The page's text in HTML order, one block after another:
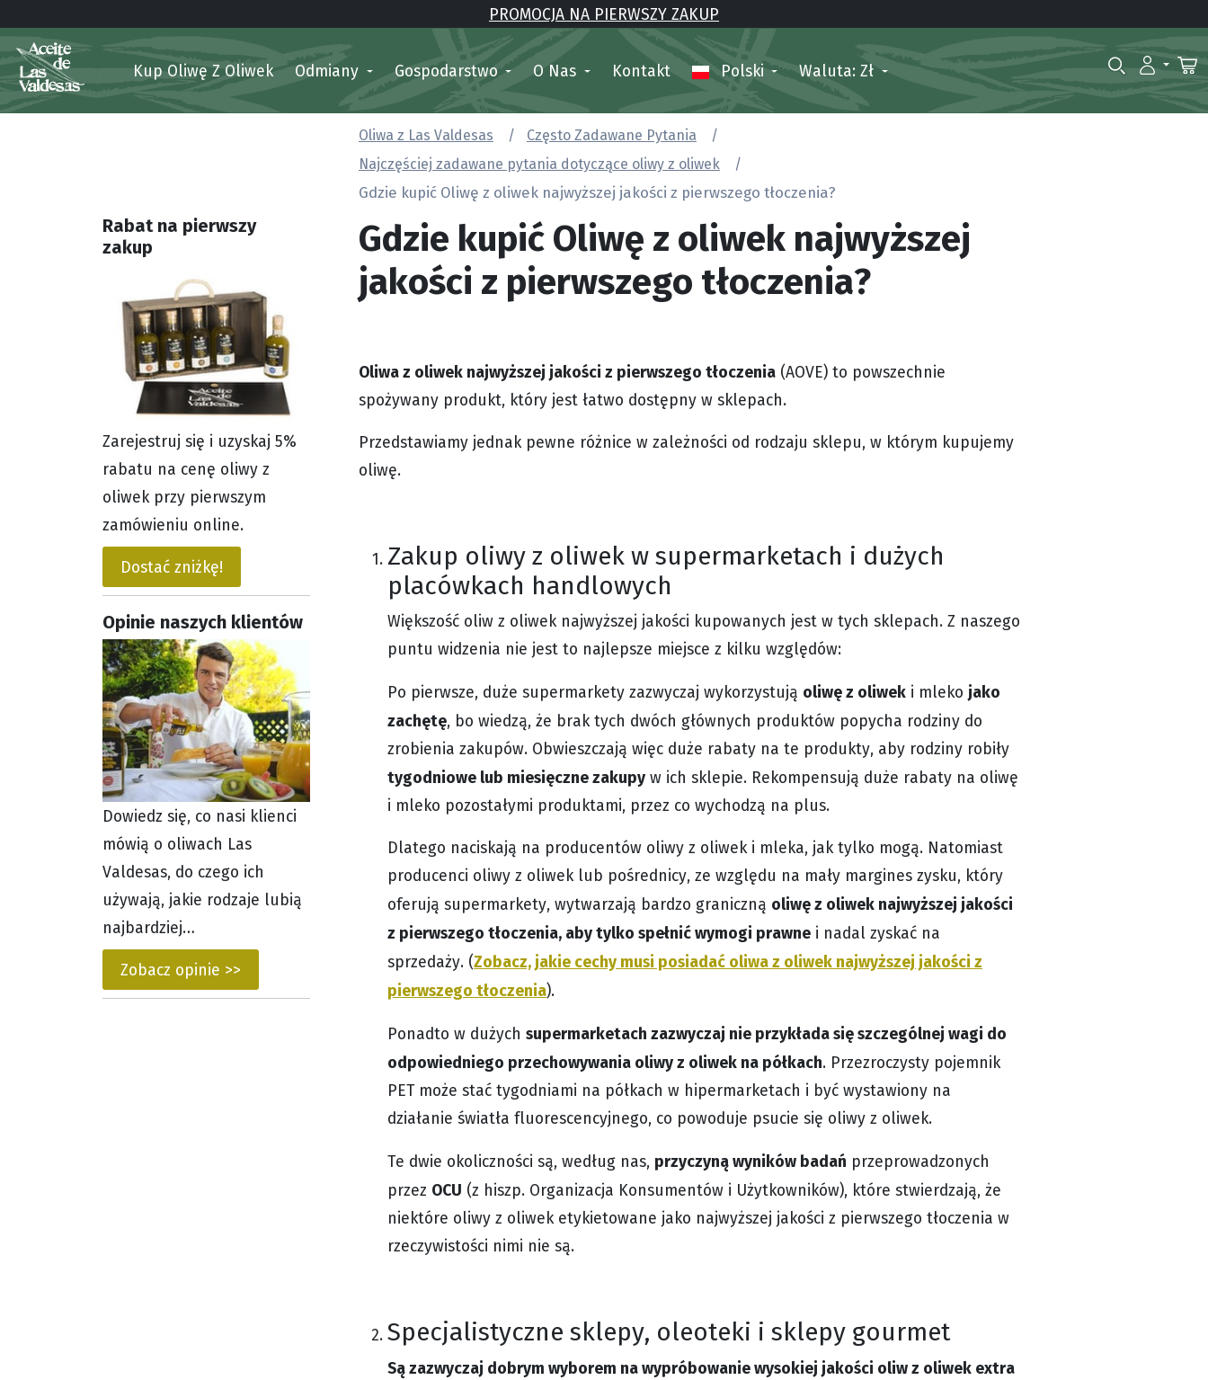
PROMOCJA NA PIERWSZY ZAKUP
Kup Oliwę Z Oliwek Odmiany Gospodarstwo O Nas Kontakt Polski Waluta: Zł
Oliwa z Las Valdesas
Często Zadawane Pytania
Najczęściej zadawane pytania dotyczące oliwy z oliwek
Gdzie kupić Oliwę z oliwek najwyższej jakości z pierwszego tłoczenia?
Rabat na pierwszy
zakup
Zarejestruj się i uzyskaj 5%
rabatu na cenę oliwy z
oliwek przy pierwszym
zamówieniu online.
Dostać zniżkę!
Opinie naszych klientów
Dowiedz się, co nasi klienci
mówią o oliwach Las
Valdesas, do czego ich
używają, jakie rodzaje lubią
najbardziej…
Zobacz opinie >>
Gdzie kupić Oliwę z oliwek najwyższej
jakości z pierwszego tłoczenia?
Oliwa z oliwek najwyższej jakości z pierwszego tłoczenia (AOVE) to powszechnie
spożywany produkt, który jest łatwo dostępny w sklepach.
Przedstawiamy jednak pewne różnice w zależności od rodzaju sklepu, w którym kupujemy
oliwę.
Zakup oliwy z oliwek w supermarketach i dużych
placówkach handlowych
Większość oliw z oliwek najwyższej jakości kupowanych jest w tych sklepach. Z naszego
puntu widzenia nie jest to najlepsze miejsce z kilku względów:
Po pierwsze, duże supermarkety zazwyczaj wykorzystują oliwę z oliwek i mleko jako
zachętę, bo wiedzą, że brak tych dwóch głównych produktów popycha rodziny do
zrobienia zakupów. Obwieszczają więc duże rabaty na te produkty, aby rodziny robiły
tygodniowe lub miesięczne zakupy w ich sklepie. Rekompensują duże rabaty na oliwę
i mleko pozostałymi produktami, przez co wychodzą na plus.
Dlatego naciskają na producentów oliwy z oliwek i mleka, jak tylko mogą. Natomiast
producenci oliwy z oliwek lub pośrednicy, ze względu na mały margines zysku, który
oferują supermarkety, wytwarzają bardzo graniczną oliwę z oliwek najwyższej jakości
z pierwszego tłoczenia, aby tylko spełnić wymogi prawne i nadal zyskać na
sprzedaży. (Zobacz, jakie cechy musi posiadać oliwa z oliwek najwyższej jakości z
pierwszego tłoczenia).
Ponadto w dużych supermarketach zazwyczaj nie przykłada się szczególnej wagi do
odpowiedniego przechowywania oliwy z oliwek na półkach. Przezroczysty pojemnik
PET może stać tygodniami na półkach w hipermarketach i być wystawiony na
działanie światła fluorescencyjnego, co powoduje psucie się oliwy z oliwek.
Te dwie okoliczności są, według nas, przyczyną wyników badań przeprowadzonych
przez OCU (z hiszp. Organizacja Konsumentów i Użytkowników), które stwierdzają, że
niektóre oliwy z oliwek etykietowane jako najwyższej jakości z pierwszego tłoczenia w
rzeczywistości nimi nie są.
Specjalistyczne sklepy, oleoteki i sklepy gourmet
Są zazwyczaj dobrym wyborem na wypróbowanie wysokiej jakości oliw z oliwek extra